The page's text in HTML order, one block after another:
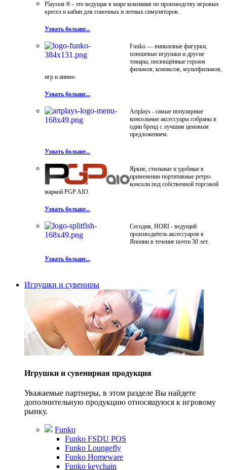
Playseat ® - это ведущая в мире компания по производству игровых
кресел и кабин для гоночных и летных симуляторов.
Узнать больше...
Funko — виниловые фигурки,
плюшевые игрушки и другие
товары, посвящённые героям
фильмов, комиксов, мультфильмов,
игр и аниме.
Узнать больше...
Artplays - самые популярные
консольные аксессуары собраны в
один бренд с лучшим ценовым
предложением.
Узнать больше...
Яркие, стильные и удобные в
применении портативные ретро-
консоли под собственной торговой
маркой PGP AIO.
Узнать больше...
Сегодня, HORI - ведущий
производитель аксессуаров в
Японии в течение почти 30 лет.
Узнать больше...
Игрушки и сувениры
Игрушки и сувенирная продукция
Уважаемые партнеры, в этом разделе Вы найдете
дополнительную продукцию относящуюся к игровому
рынку.
Funko
Funko FSDU POS
Funko Loungefly
Funko Homeware
Funko keychain